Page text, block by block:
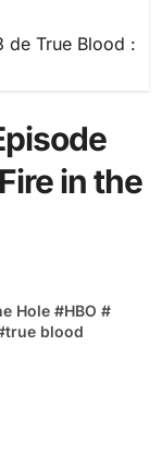
de True Blood :
in the
Hole #HBO #
true blood